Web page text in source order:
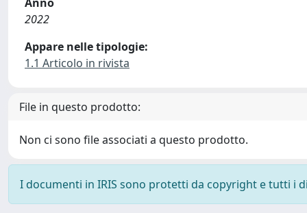
2022
Appare nelle tipologie:
1.1 Articolo in rivista
File in questo prodotto:
Non ci sono file associati a questo prodotto.
I documenti in IRIS sono protetti da copyright e tutti i